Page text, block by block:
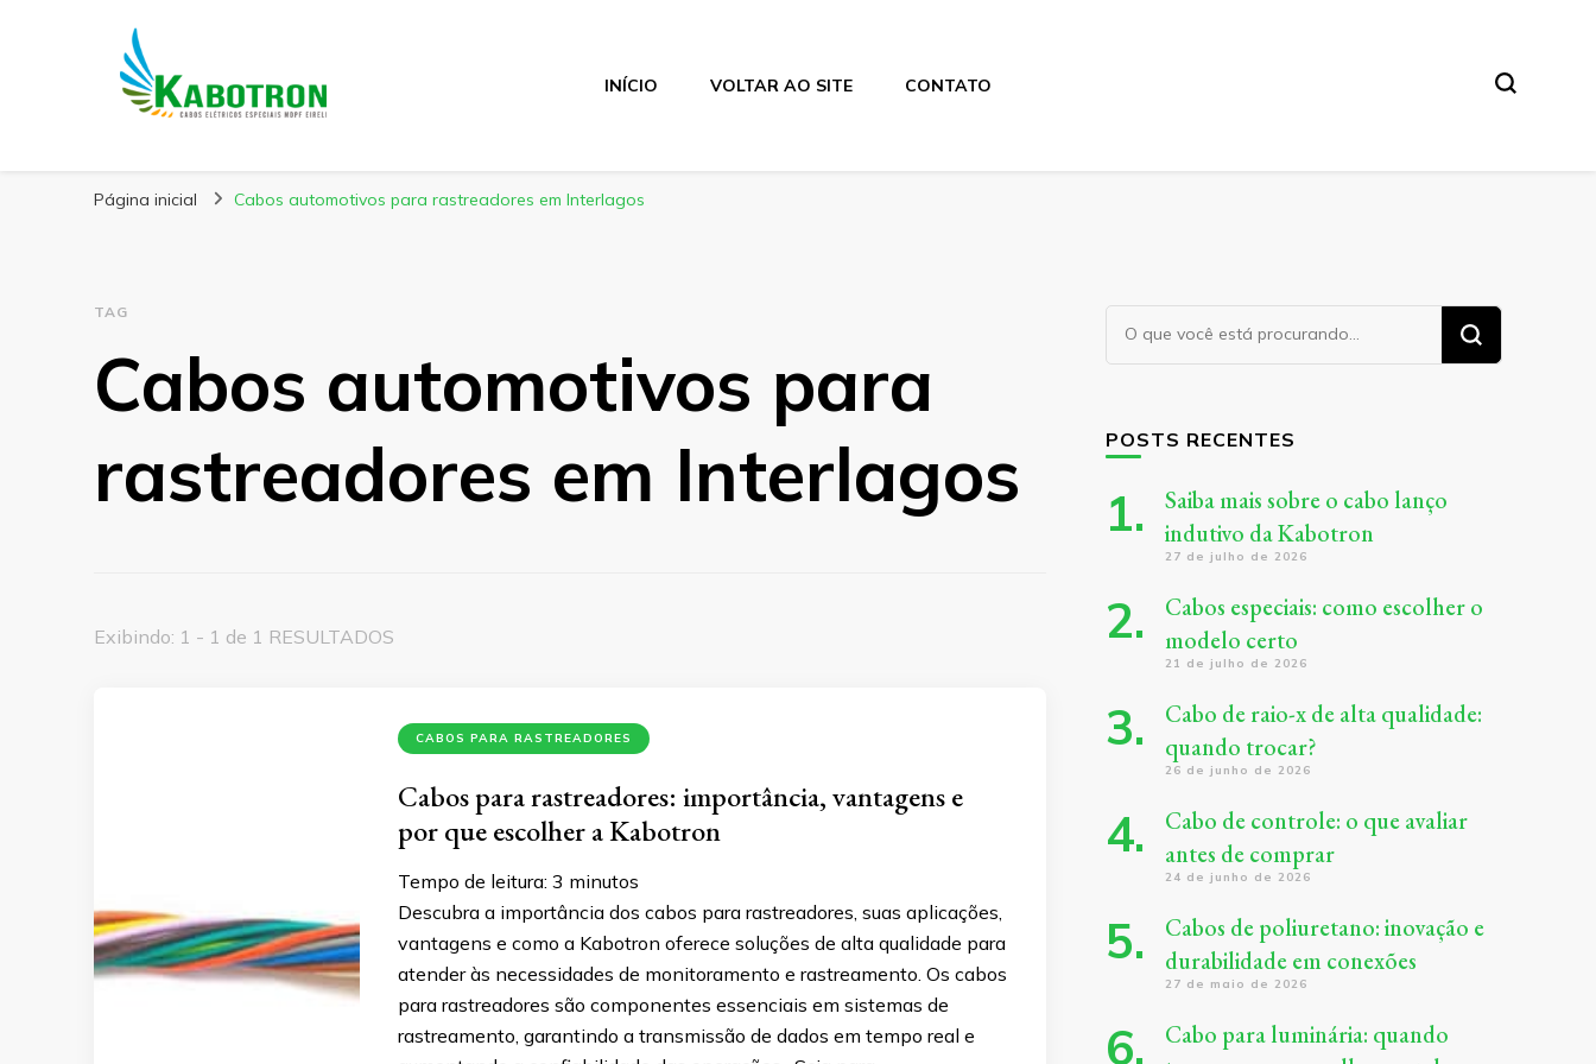
Kabotron
INÍCIO VOLTAR AO SITE CONTATO
Página inicial Cabos automotivos para rastreadores em Interlagos
TAG
Cabos automotivos para
rastreadores em Interlagos
Exibindo: 1 - 1 de 1 RESULTADOS
CABOS PARA RASTREADORES
Cabos para rastreadores: importância, vantagens e
por que escolher a Kabotron
Tempo de leitura: 3 minutos
Descubra a importância dos cabos para rastreadores, suas aplicações,
vantagens e como a Kabotron oferece soluções de alta qualidade para
atender às necessidades de monitoramento e rastreamento. Os cabos
para rastreadores são componentes essenciais em sistemas de
rastreamento, garantindo a transmissão de dados em tempo real e
Procurando
algo?
POSTS RECENTES
Saiba mais sobre o cabo lanço
indutivo da Kabotron
27 de julho de 2026
Cabos especiais: como escolher o
modelo certo
21 de julho de 2026
Cabo de raio-x de alta qualidade:
quando trocar?
26 de junho de 2026
Cabo de controle: o que avaliar
antes de comprar
24 de junho de 2026
Cabos de poliuretano: inovação e
durabilidade em conexões
27 de maio de 2026
Cabo para luminária: quando